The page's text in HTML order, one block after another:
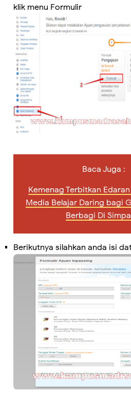
klik menu Formulir
Baca Juga :
Kemenag Terbitkan
Media Belajar Daring bagi
Berbagi Di
Berikutnya silahkan anda isi